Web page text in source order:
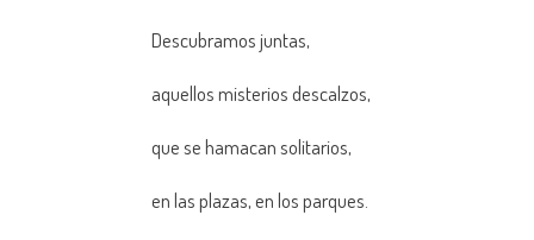
Descubramos juntas,
aquellos misterios descalzos,
que se hamacan solitarios,
en las plazas, en los parques.